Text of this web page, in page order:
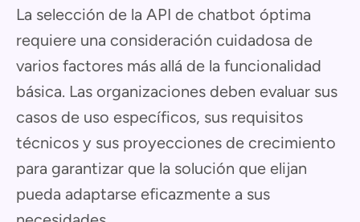
La selección de la API de chatbot óptima
requiere una consideración cuidadosa de
varios factores más allá de la funcionalidad
básica. Las organizaciones deben evaluar sus
casos de uso específicos, sus requisitos
técnicos y sus proyecciones de crecimiento
para garantizar que la solución que elijan
pueda adaptarse eficazmente a sus